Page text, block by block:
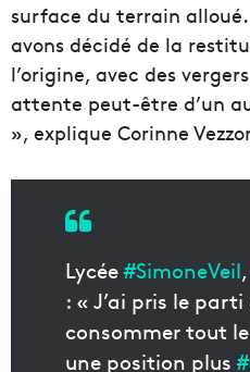
surface du terrain
avons décidé de la
l’origine, avec des
attente peut-être d’un
», explique Corinne
Lycée#SimoneVeil
: « J’ai pris le
consommer tout
une position plus